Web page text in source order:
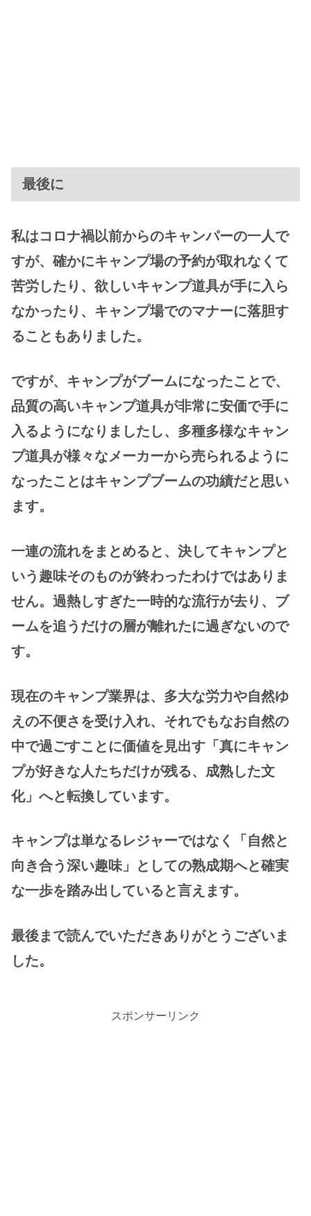
最後に
私はコロナ禍以前からのキャンパーの一人で
すが、確かにキャンプ場の予約が取れなくて
苦労したり、欲しいキャンプ道具が手に入ら
なかったり、キャンプ場でのマナーに落胆す
ることもありました。
ですが、キャンプがブームになったことで、
品質の高いキャンプ道具が非常に安価で手に
入るようになりましたし、多種多様なキャン
プ道具が様々なメーカーから売られるように
なったことはキャンプブームの功績だと思い
ます。
一連の流れをまとめると、決してキャンプと
いう趣味そのものが終わったわけではありま
せん。過熱しすぎた一時的な流行が去り、ブ
ームを追うだけの層が離れたに過ぎないので
す。
現在のキャンプ業界は、多大な労力や自然ゆ
えの不便さを受け入れ、それでもなお自然の
中で過ごすことに価値を見出す「真にキャン
プが好きな人たちだけが残る、成熟した文
化」へと転換しています。
キャンプは単なるレジャーではなく「自然と
向き合う深い趣味」としての熟成期へと確実
な一歩を踏み出していると言えます。
最後まで読んでいただきありがとうございま
した。
スポンサーリンク